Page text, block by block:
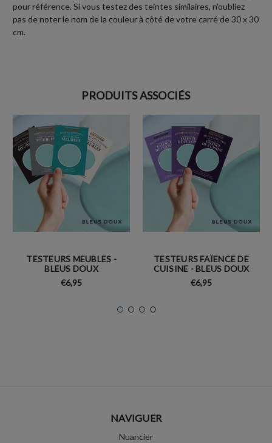
pour référence. Si vous testez des teintes similaires, n'oubliez
pas de noter le nom de la couleur à côté de votre carré de 30 x 30
cm.
PRODUITS ASSOCIÉS
TESTEURS MEUBLES -
BLEUS DOUX
€6,95
TESTEURS FAÏENCE DE
CUISINE - BLEUS DOUX
€6,95
NAVIGUER
Nuancier